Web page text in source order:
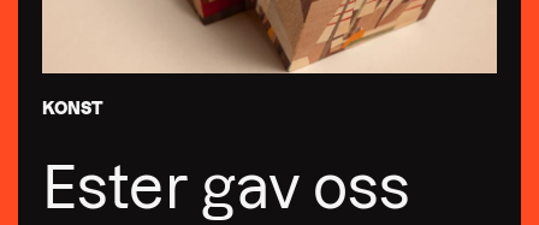
KONST
Ester gav oss